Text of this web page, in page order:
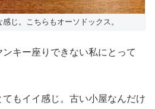
感じ。こちらもオーソドックス。
ンキー座りできない私にとって
もイイ感じ。古い小屋なんだけ